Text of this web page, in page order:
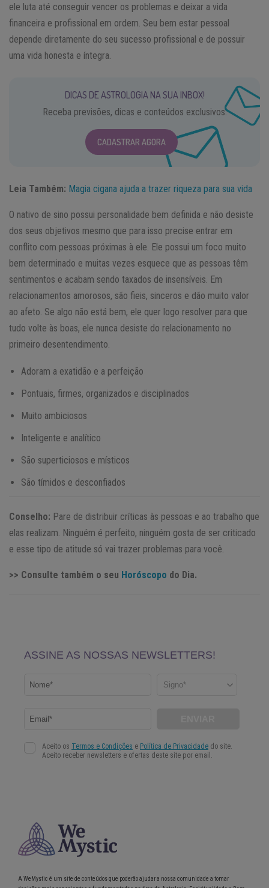
ele luta até conseguir vencer os problemas e deixar a vida
financeira e profissional em ordem. Seu bem estar pessoal
depende diretamente do seu sucesso profissional e de possuir
uma vida honesta e íntegra.
DICAS DE ASTROLOGIA NA SUA INBOX!
Receba previsões, dicas e conteúdos exclusivos.
CADASTRAR AGORA
Leia Também: Magia cigana ajuda a trazer riqueza para sua vida
O nativo de sino possui personalidade bem definida e não desiste
dos seus objetivos mesmo que para isso precise entrar em
conflito com pessoas próximas à ele. Ele possui um foco muito
bem determinado e muitas vezes esquece que as pessoas têm
sentimentos e acabam sendo taxados de insensíveis. Em
relacionamentos amorosos, são fieis, sinceros e dão muito valor
ao afeto. Se algo não está bem, ele quer logo resolver para que
tudo volte às boas, ele nunca desiste do relacionamento no
primeiro desentendimento.
Adoram a exatidão e a perfeição
Pontuais, firmes, organizados e disciplinados
Muito ambiciosos
Inteligente e analítico
São superticiosos e místicos
São tímidos e desconfiados
Conselho: Pare de distribuir críticas às pessoas e ao trabalho que
elas realizam. Ninguém é perfeito, ninguém gosta de ser criticado
e esse tipo de atitude só vai trazer problemas para você.
>> Consulte também o seu Horóscopo do Dia.
A WeMystic é um site de conteúdos que poderão ajudar a nossa comunidade a tomar